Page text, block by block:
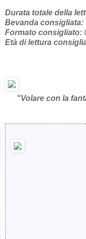
Durata totale della
Bevanda consigliata:
Formato consigliato:
Età di lettura
"Volare con la